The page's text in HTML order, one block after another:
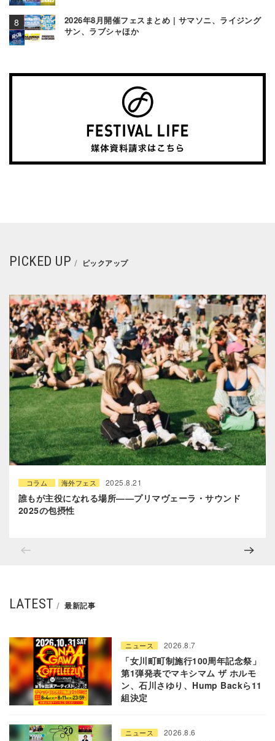
2026年8月開催フェスまとめ | サマソニ、ライジング
サン、ラブシャほか
PICKED UP ピックアップ
コラム 海外フェス 2025.8.21
誰もが主役になれる場所——プリマヴェーラ・サウンド
2025の包摂性
LATEST 最新記事
ニュース 2026.8.7
「女川町町制施行100周年記念祭」
第1弾発表でマキシマム ザ ホルモ
ン、石川さゆり、Hump Backら11
組決定
ニュース 2026.8.6